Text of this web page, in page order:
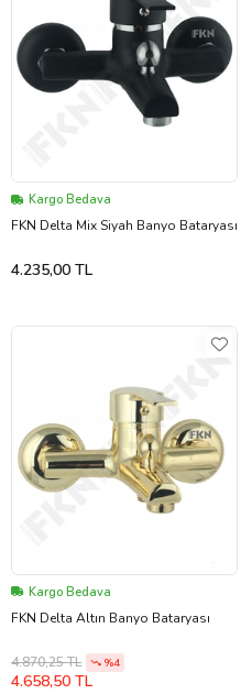
Kargo Bedava
FKN Delta Mix Siyah Banyo Bataryası
4.235,00 TL
Kargo Bedava
FKN Delta Altın Banyo Bataryası
4.870,25 TL %4
4.658,50 TL